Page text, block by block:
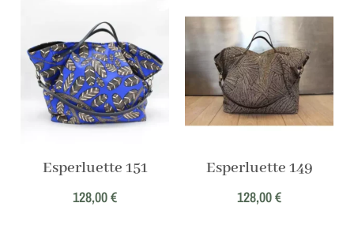
Esperluette 151
128,00€
Esperluette 149
128,00€